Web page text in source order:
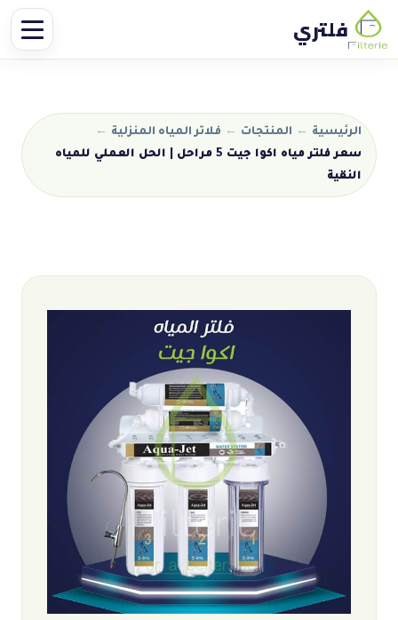
فلتري
الرئيسية ← المنتجات ← فلاتر المياه المنزلية ←
سعر فلتر مياه اكوا جيت 5 مراحل | الحل العملي للمياه
النقية